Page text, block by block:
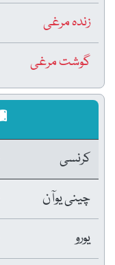
زندہ مرغی
گوشت مرغی
کرنسی
چینی یوآن
یورو